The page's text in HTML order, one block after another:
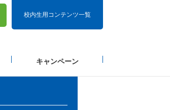
校内生用コンテンツ一覧
キャンペーン